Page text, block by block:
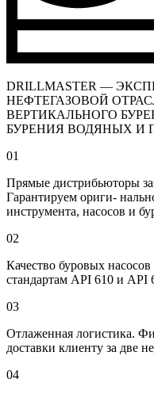
DRILLMASTER —
НЕФТЕГАЗОВОЙ
ВЕРТИКАЛЬНОГО
БУРЕНИЯ ВОДЯНЫХ И
01
Прямые дистрибьюторы
Гарантируем ориги-
инструмента, насосов и
02
Качество буровых
стандартам API 610 и API
03
Отлаженная логистика.
доставки клиенту за две
04